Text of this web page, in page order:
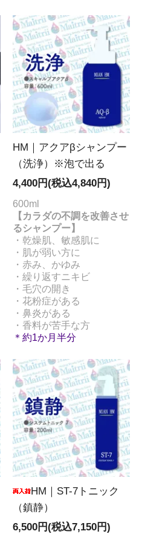
HM｜アクアβシャンプー
（洗浄）※泡で出る
4,400円(税込4,840円)
600ml
【カラダの不調を改善させ
るシャンプー】
・乾燥肌、敏感肌に
・肌が弱い方に
・赤み、かゆみ
・繰り返すニキビ
・毛穴の開き
・花粉症がある
・鼻炎がある
・香料が苦手な方
＊約1か月半分
HM｜ST-7トニック
（鎮静）
6,500円(税込7,150円)